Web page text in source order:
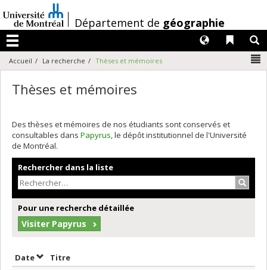
au
contenu
/Département de géographie
Menu
Liens
Langues
Accueil La recherche Thèses et mémoires
Thèses et mémoires
Des thèses et mémoires de nos étudiants sont conservés et
consultables dans Papyrus, le dépôt institutionnel de l'Université
de Montréal.
Rechercher dans la liste
Pour une recherche détaillée
Visiter Papyrus
DateTrier par date en ordre croissant
Titre